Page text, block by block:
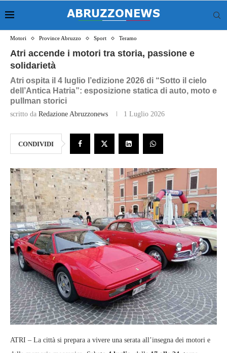
Motori Province Abruzzo Sport Teramo
Atri accende i motori tra storia, passione e
solidarietà
Atri ospita il 4 luglio l’edizione 2026 di “Sotto il cielo
dell’Antica Hatria”: esposizione statica di auto, moto e
pullman storici
scritto da Redazione Abruzzonews 1 Luglio 2026
CONDIVIDI
ATRI – La città si prepara a vivere una serata all’insegna dei motori e